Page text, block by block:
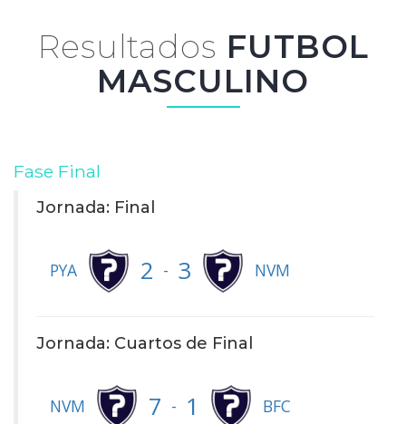
Resultados FUTBOL
MASCULINO
Fase Final
Jornada: Final
PYA 2 - 3 NVM
Jornada: Cuartos de Final
NVM 7 - 1 BFC